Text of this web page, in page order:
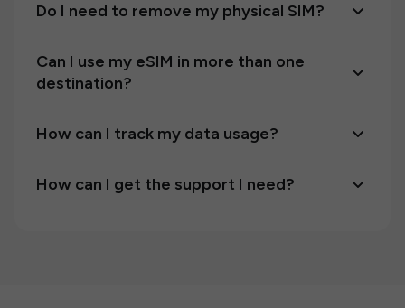
Do I need to remove my physical SIM?
Can I use my eSIM in more than one
destination?
How can I track my data usage?
How can I get the support I need?